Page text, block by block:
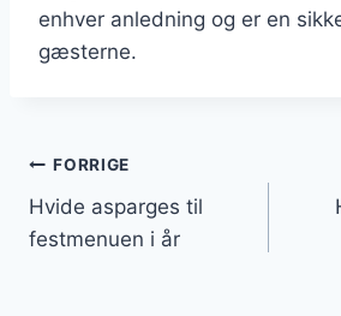
enhver anledning og er en
gæsterne.
Indlægsnavigation
FORRIGE
Hvide asparges til
festmenuen i år